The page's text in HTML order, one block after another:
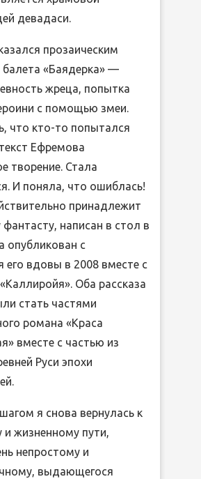
девадаси.
прозаическим
«Баядерка» —
жреца, попытка
с помощью змеи.
что кто-то попытался
Ефремова
творение. Стала
И поняла, что ошиблась!
принадлежит
написан в стол в
опубликован с
его вдовы в 2008 вместе с
Оба рассказа
стать частями
романа «Краса
вместе с частью из
Руси эпохи
я снова вернулась к
и жизненному пути,
непростому и
выдающегося